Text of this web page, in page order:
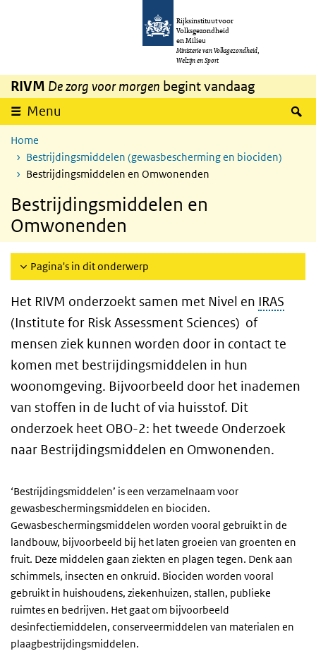
Overslaan en naar de inhoud gaan
Rijksinstituut voor
Volksgezondheid
en Milieu
Ministerie van Volksgezondheid,
Welzijn en Sport
RIVM De zorg voor morgen begint vandaag
Menu
Home
Bestrijdingsmiddelen (gewasbescherming en biociden)
Bestrijdingsmiddelen en Omwonenden
Bestrijdingsmiddelen en
Omwonenden
Pagina's in dit onderwerp
Het RIVM onderzoekt samen met Nivel en IRAS
(Institute for Risk Assessment Sciences) of
mensen ziek kunnen worden door in contact te
komen met bestrijdingsmiddelen in hun
woonomgeving. Bijvoorbeeld door het inademen
van stoffen in de lucht of via huisstof. Dit
onderzoek heet OBO-2: het tweede Onderzoek
naar Bestrijdingsmiddelen en Omwonenden.
‘Bestrijdingsmiddelen’ is een verzamelnaam voor
gewasbeschermingsmiddelen en biociden.
Gewasbeschermingsmiddelen worden vooral gebruikt in de
landbouw, bijvoorbeeld bij het laten groeien van groenten en
fruit. Deze middelen gaan ziekten en plagen tegen. Denk aan
schimmels, insecten en onkruid. Biociden worden vooral
gebruikt in huishoudens, ziekenhuizen, stallen, publieke
ruimtes en bedrijven. Het gaat om bijvoorbeeld
desinfectiemiddelen, conserveermiddelen van materialen en
plaagbestrijdingsmiddelen.